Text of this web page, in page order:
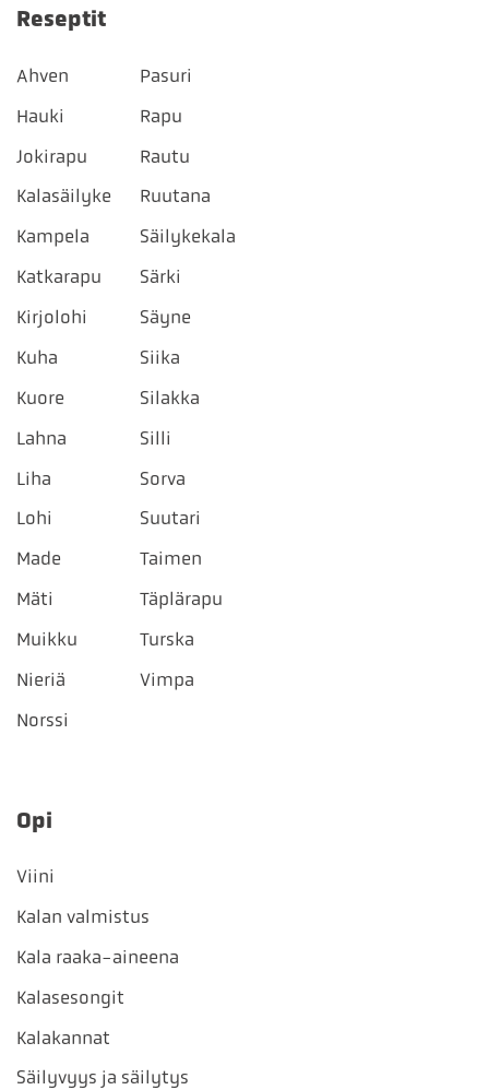
Reseptit
Ahven
Hauki
Jokirapu
Kalasäilyke
Kampela
Katkarapu
Kirjolohi
Kuha
Kuore
Lahna
Liha
Lohi
Made
Mäti
Muikku
Nieriä
Norssi
Pasuri
Rapu
Rautu
Ruutana
Säilykekala
Särki
Säyne
Siika
Silakka
Silli
Sorva
Suutari
Taimen
Täplärapu
Turska
Vimpa
Opi
Viini
Kalan valmistus
Kala raaka-aineena
Kalasesongit
Kalakannat
Säilyvyys ja säilytys